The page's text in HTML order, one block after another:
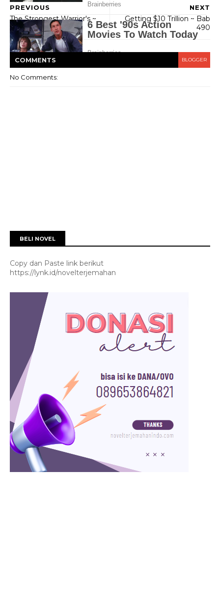
NEXT
Getting $10 Trillion ~ Bab
490
PREVIOUS
The Strongest Warrior's ~
Bab 330
COMMENTS BLOGGER
No Comments:
BELI NOVEL
Copy dan Paste link berikut
https://lynk.id/novelterjemahan